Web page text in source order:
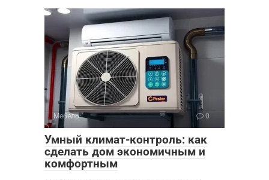
Мебель 0
Умный климат-контроль: как
сделать дом экономичным и
комфортным